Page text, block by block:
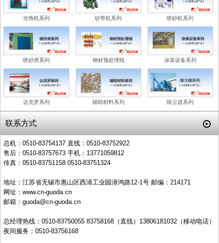
光饰机系列 砂带机系列 喷砂机系列
喷砂房系列 钢材预处理线 涂装设备系列
达克罗系列 辅助材料系列 除尘器系列
联系方式
总机：0510-83754137 直线：0510-83752922
售后：0510-83757673 手机：13771059812
传真：0510-83751158 0510-83751324
地址：江苏省无锡市惠山区西漳工业园漳鸿路12-1号 邮编：214171
网址：www.cn-guoda.cn
邮箱：guoda@cn-guoda.cn
总经理热线：0510-83750055 83758168（直线）13806181032（移动电话）
夜间服务：0510-83756168